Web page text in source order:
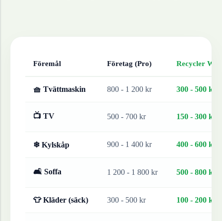
Föremål Företag (Pro) Recycler
🧺 Tvättmaskin 800 - 1 200 kr 300 - 500 kr
📺 TV 500 - 700 kr 150 - 300 kr
❄ Kylskåp 900 - 1 400 kr 400 - 600 kr
🛋 Soffa 1 200 - 1 800 kr 500 - 800 kr
👕 Kläder (säck) 300 - 500 kr 100 - 200 kr